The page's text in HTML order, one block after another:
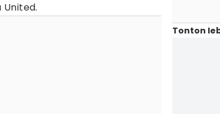
Tonton